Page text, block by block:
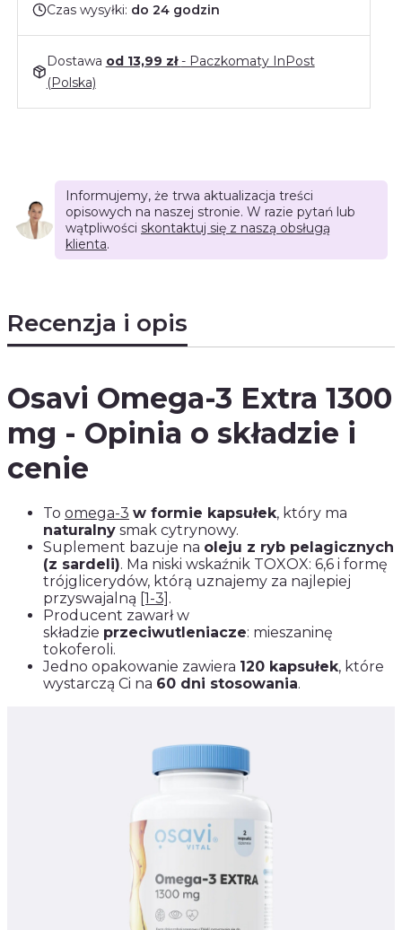
Czas wysyłki: do 24 godzin
Dostawa od 13,99 zł- Paczkomaty InPost
(Polska)
Informujemy, że trwa aktualizacja treści
opisowych na naszej stronie. W razie pytań lub
wątpliwości skontaktuj się z naszą obsługą
klienta.
Recenzja i opis
Osavi Omega-3 Extra 1300
mg - Opinia o składzie i
cenie
To omega-3 w formie kapsułek, który ma
naturalny smak cytrynowy.
Suplement bazuje na oleju z ryb pelagicznych
(z sardeli). Ma niski wskaźnik TOXOX: 6,6 i formę
trójglicerydów, którą uznajemy za najlepiej
przyswajalną [1-3] .
Producent zawarł w
składzie przeciwutleniacze: mieszaninę
tokoferoli.
Jedno opakowanie zawiera 120 kapsułek, które
wystarczą Ci na 60 dni stosowania.